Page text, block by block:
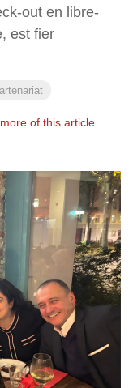
out en libre-
est fier
of this article...